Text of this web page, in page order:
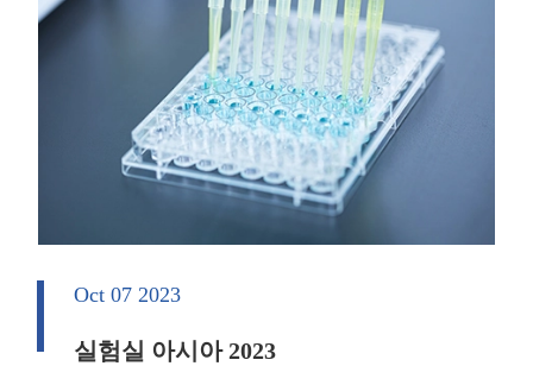
Oct 07 2023
실험실 아시아 2023